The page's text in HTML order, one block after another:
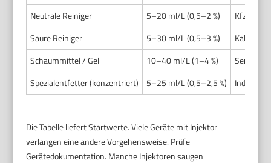
Neutrale Reiniger
5–20 ml/L (0,5–2 %)
Kfz-Lack,
Saure Reiniger
5–30 ml/L (0,5–3 %)
Kalk,
Schaummittel / Gel
10–40 ml/L (1–4 %)
Spezialentfetter (konzentriert)
5–25 ml/L (0,5–2,5 %)
Die Tabelle liefert Startwerte. Viele Geräte mit Injektor
verlangen eine andere Vorgehensweise. Prüfe
Gerätedokumentation. Manche Injektoren saugen